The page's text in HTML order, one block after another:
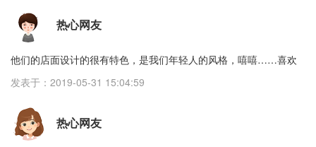
热心网友
他们的店面设计的很有特色，是我们年轻人的风格，嘻嘻……喜欢
发表于：2019-05-31 15:04:59
热心网友